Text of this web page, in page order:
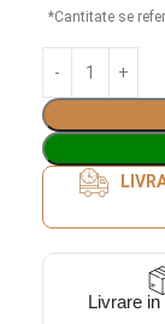
*Cantitate se
Livrare